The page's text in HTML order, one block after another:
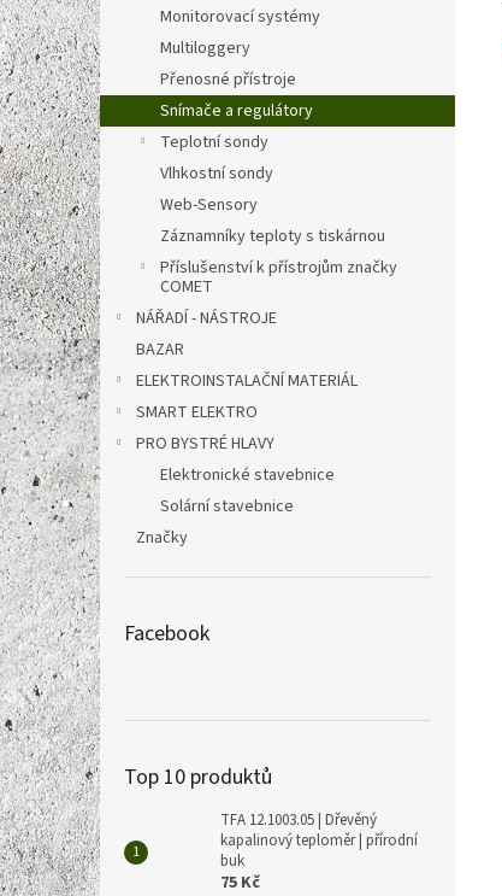
Monitorovací systémy
Multiloggery
Přenosné přístroje
Snímače a regulátory
Teplotní sondy
Vlhkostní sondy
Web-Sensory
Záznamníky teploty s tiskárnou
Příslušenství k přístrojům značky
COMET
NÁŘADÍ - NÁSTROJE
BAZAR
ELEKTROINSTALAČNÍ MATERIÁL
SMART ELEKTRO
PRO BYSTRÉ HLAVY
Elektronické stavebnice
Solární stavebnice
Značky
Facebook
Top 10 produktů
TFA 12.1003.05 | Dřevěný
kapalinový teploměr | přírodní
buk
75 Kč